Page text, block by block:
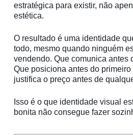
estratégica para existir, não
estética.
O resultado é uma identidade
todo, mesmo quando ninguém
vendendo. Que comunica antes
Que posiciona antes do
justifica o preço antes de
Isso é o que identidade visual
bonita não consegue fazer